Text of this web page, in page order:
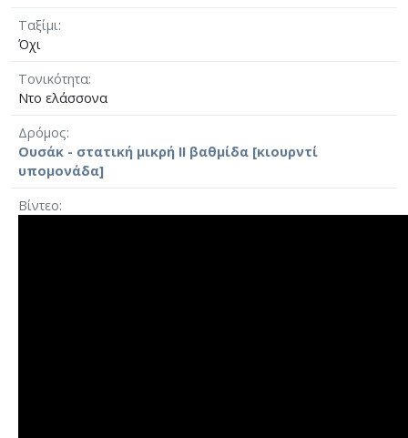
Ταξίμι
Όχι
Τονικότητα
Ντο ελάσσονα
Δρόμος
Ουσάκ - στατική μικρή II βαθμίδα [κιουρντί
υπομονάδα]
Βίντεο